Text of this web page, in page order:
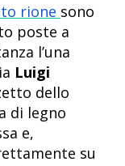
rione sono
poste a
l’una
Luigi
dello
di legno
e,
su